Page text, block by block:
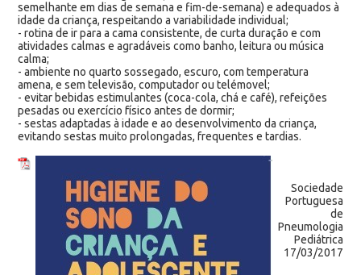
semelhante em dias de semana e fim-de-semana) e adequados à
idade da criança, respeitando a variabilidade individual;
- rotina de ir para a cama consistente, de curta duração e com
atividades calmas e agradáveis como banho, leitura ou música
calma;
- ambiente no quarto sossegado, escuro, com temperatura
amena, e sem televisão, computador ou telémovel;
- evitar bebidas estimulantes (coca-cola, chá e café), refeições
pesadas ou exercício físico antes de dormir;
- sestas adaptadas à idade e ao desenvolvimento da criança,
evitando sestas muito prolongadas, frequentes e tardias.
Sociedade
Portuguesa
de
Pneumologia
Pediátrica
17/03/2017